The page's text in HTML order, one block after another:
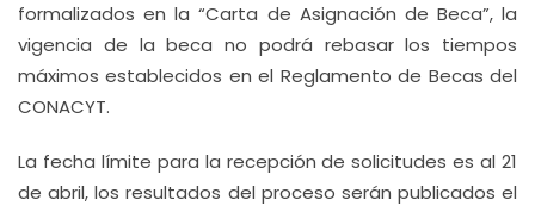
formalizados en la “Carta de Asignación de Beca”, la
vigencia de la beca no podrá rebasar los tiempos
máximos establecidos en el Reglamento de Becas del
CONACYT.
La fecha límite para la recepción de solicitudes es al 21
de abril, los resultados del proceso serán publicados el